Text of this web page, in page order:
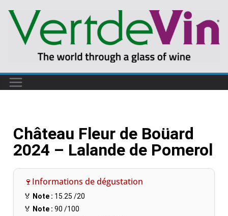
Château Fleur de Boüard
2024 – Lalande de Pomerol
🍷Informations de dégustation
🏅 Note : 15.25 /20
🏅 Note : 90 /100